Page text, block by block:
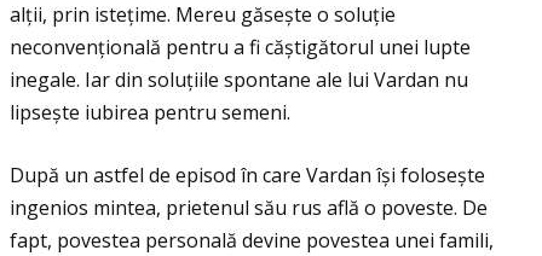
alţii, prin isteţime. Mereu găsește o soluţie
neconvenţională pentru a fi căștigătorul unei lupte
inegale. Iar din soluţiile spontane ale lui Vardan nu
lipsește iubirea pentru semeni.
După un astfel de episod în care Vardan își folosește
ingenios mintea, prietenul său rus află o poveste. De
fapt, povestea personală devine povestea unei famili,